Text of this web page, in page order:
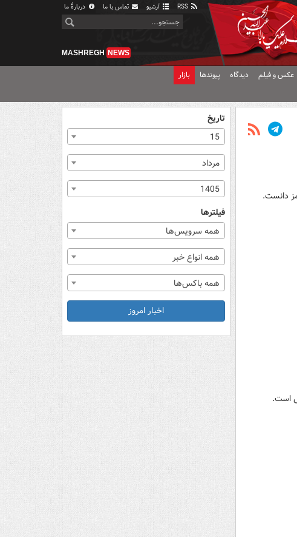
آرشیو تماس با ما دربارهٔ ما
MASHREGH NEWS
عکس و فیلم دیدگاه پیوندها بازار
دانست.
است.
تاریخ
15
مرداد
1405
فیلترها
همه سرویس‌ها
همه انواع خبر
همه باکس‌ها
اخبار امروز